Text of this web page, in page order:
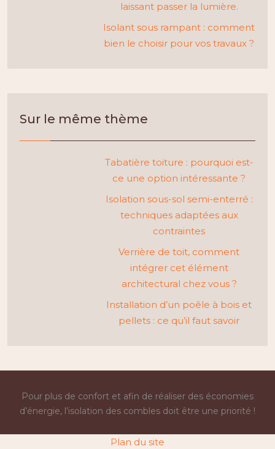
laissant passer la lumière.
Isolant sous rampant : comment
bien le choisir pour vos travaux ?
Sur le même thème
Tabatière toiture : pourquoi est-
ce une option intéressante ?
Isolation sous-sol semi-enterré :
techniques adaptées aux
contraintes
Verrière de toit, comment
intégrer cet élément
architectural chez vous ?
Installation d’un poêle à bois et
pellets : ce qu’il faut savoir
Pour plus de confort et afin de réaliser des économies
d’énergie, l’isolation des combles doit être une priorité !
Plan du site